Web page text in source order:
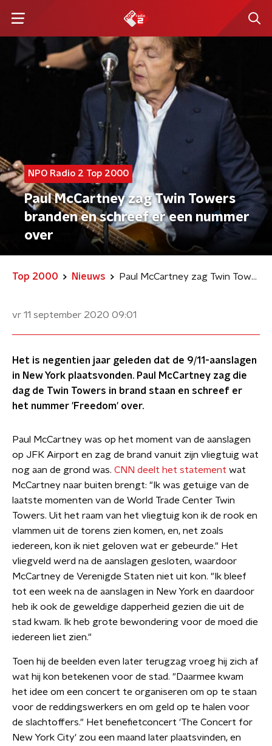
NPO Radio 2 Top 2000
Paul McCartney zag Twin Towers
branden en schreef er een nummer
over
Top 2000 Nieuws Paul McCartney zag Twin Towers branden en schreef er een nummer over
vr 11 september 2020 09:01
Het is negentien jaar geleden dat de 9/11-aanslagen
in New York plaatsvonden. Paul McCartney zag die
dag de Twin Towers in brand staan en schreef er
het nummer 'Freedom' over.
Paul McCartney was op het moment van de aanslagen
op JFK Airport en zag de brand vanuit zijn vliegtuig wat
nog aan de grond was. CNN deelt het statement wat
McCartney naar buiten brengt: "Ik was getuige van de
laatste momenten van de World Trade Center Twin
Towers. Uit het raam van het vliegtuig kon ik de rook en
vlammen uit de torens zien komen, en, net zoals
iedereen, kon ik niet geloven wat er gebeurde." Het
vliegveld werd na de aanslagen gesloten, waardoor
McCartney de Verenigde Staten niet uit kon. "Ik bleef
tot een week na de aanslagen in New York en daardoor
heb ik ook de geweldige dapperheid gezien die uit de
stad kwam. Ik heb grote bewondering voor de moed die
iedereen liet zien."
Toen hij de beelden even later terugzag vroeg hij zich af
wat hij kon betekenen voor de stad. "Daarmee kwam
het idee om een concert te organiseren om op te staan
voor de reddingswerkers en om geld op te halen voor
de slachtoffers." Het benefietconcert 'The Concert for
New York City' zou een maand later plaatsvinden, en